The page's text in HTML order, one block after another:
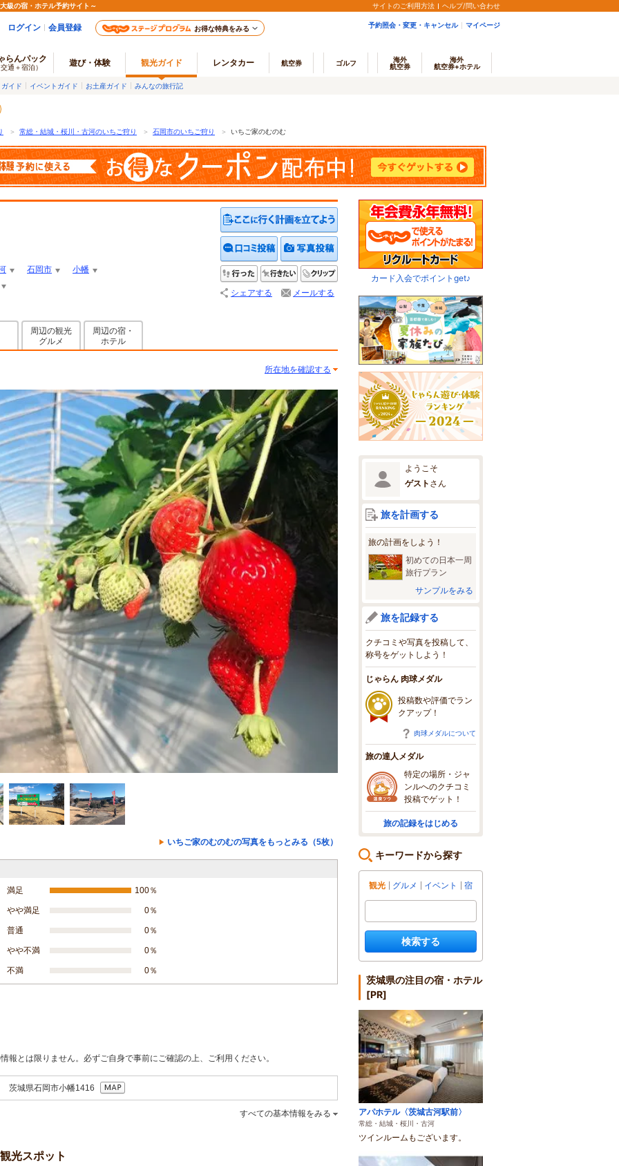
級の宿・ホテル予約サイト～ サイトのご利用方法 ヘルプ/問い合わせ
ログイン 会員登録 お得な特典をみる 予約照会・変更・キャンセル マイページ
らんパック
通＋宿泊） 遊び・体験 観光ガイド レンタカー 航空券 ゴルフ
海外
航空券
海外
航空券+ホテル
イド イベントガイド お土産ガイド みんなの旅行記
＞ 常総・結城・桜川・古河のいちご狩り ＞ 石岡市のいちご狩り ＞ いちご家のむのむ
石岡市 小幡
クチコミを投稿する写真を投稿する
行った 行きたい
シェアする メールする
周辺の観光
グルメ
周辺の宿・
ホテル
所在地を確認する
いちご家のむのむの写真をもっとみる（5枚）
満足 100％
やや満足 0％
普通 0％
やや不満 0％
不満 0％
とは限りません。必ずご自身で事前にご確認の上、ご利用ください。
茨城県石岡市小幡1416
すべての基本情報をみる
光スポット
カード入会でポイントget♪
ようこそ
ゲスト さん
旅を計画する
旅の計画をしよう！
初めての日本一周
旅行プラン
サンプルをみる
旅を記録する
クチコミや写真を投稿して、
称号をゲットしよう！
じゃらん 肉球メダル
投稿数や評価でラン
クアップ！
肉球メダルについて
旅の達人メダル
特定の場所・ジャ
ンルへのクチコミ
投稿でゲット！
旅の記録をはじめる
キーワードから探す
観光 グルメ イベント 宿
検索する
茨城県の注目の宿・ホテル
[PR]
アパホテル〈茨城古河駅前〉
常総・結城・桜川・古河
ツインルームもございます。